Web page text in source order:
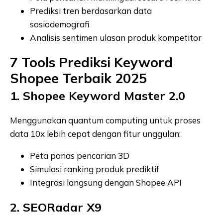
Prediksi tren berdasarkan data
sosiodemografi
Analisis sentimen ulasan produk kompetitor
7 Tools Prediksi Keyword
Shopee Terbaik 2025
1. Shopee Keyword Master 2.0
Menggunakan quantum computing untuk proses
data 10x lebih cepat dengan fitur unggulan:
Peta panas pencarian 3D
Simulasi ranking produk prediktif
Integrasi langsung dengan Shopee API
2. SEORadar X9